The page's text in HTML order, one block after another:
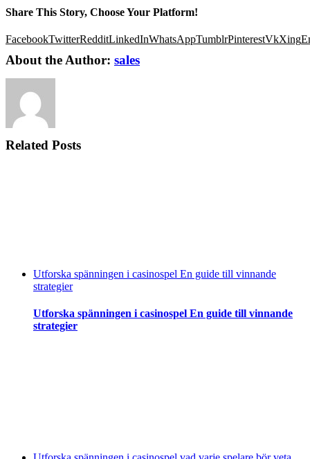
Share This Story, Choose Your Platform!
FacebookTwitterRedditLinkedInWhatsAppTumblrPinterestVkXing
About the Author: sales
Related Posts
Utforska spänningen i casinospel En guide till vinnande
strategier
Utforska spänningen i casinospel En guide till vinnande
strategier